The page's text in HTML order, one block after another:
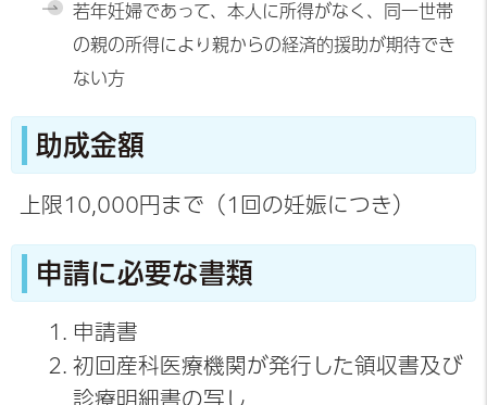
若年妊婦であって、本人に所得がなく、同一世帯
の親の所得により親からの経済的援助が期待でき
ない方
助成金額
上限10,000円まで（1回の妊娠につき）
申請に必要な書類
申請書
初回産科医療機関が発行した領収書及び
診療明細書の写し